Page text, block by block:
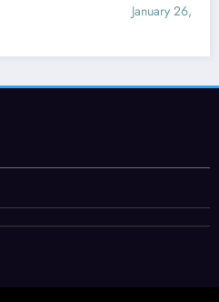
Provitamon